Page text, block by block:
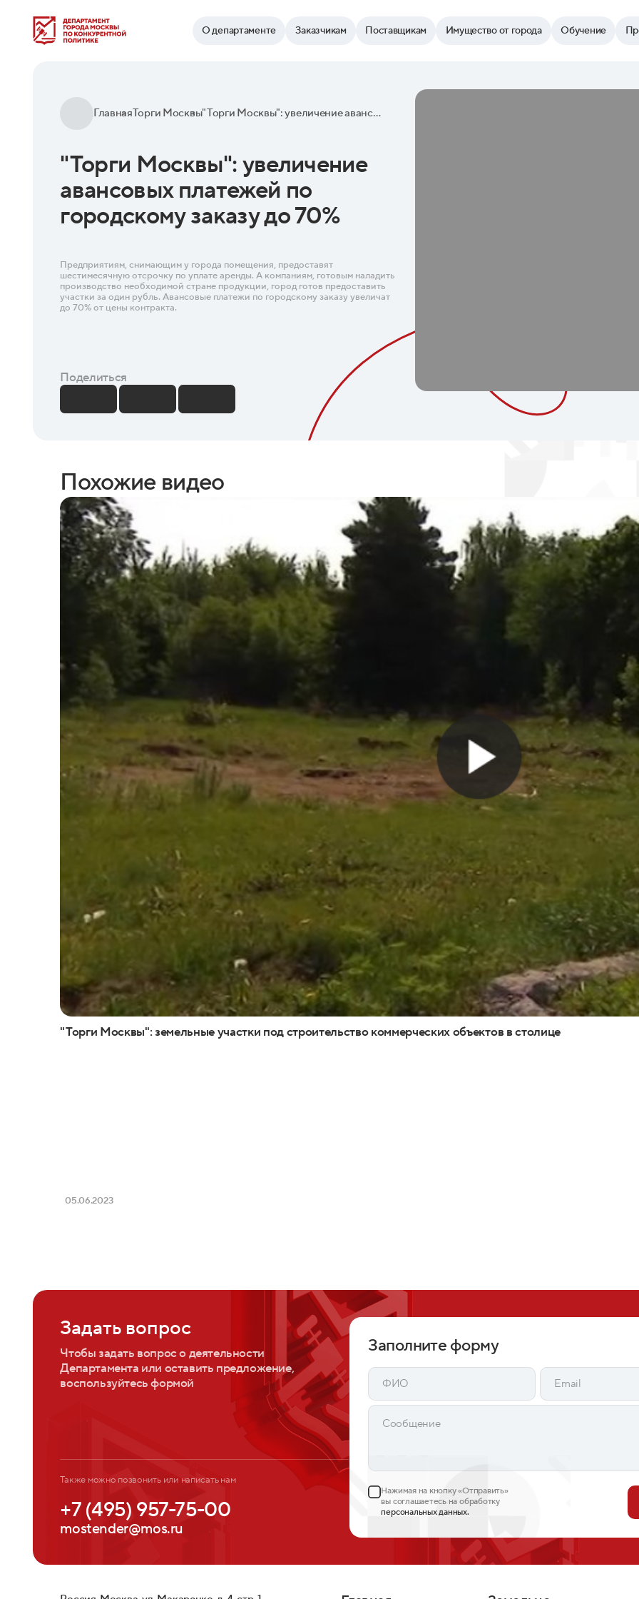
О департаменте Заказчикам Поставщикам Имущество от города Обучение
ГлавнаяТорги Москвы "Торги Москвы": увеличение авансовых платежей по городскому заказу до 70%
"Торги Москвы": увеличение
авансовых платежей по
городскому заказу до 70%
Предприятиям, снимающим у города помещения, предоставят
шестимесячную отсрочку по уплате аренды. А компаниям, готовым наладить
производство необходимой стране продукции, город готов предоставить
участки за один рубль. Авансовые платежи по городскому заказу увеличат
до 70% от цены контракта.
Поделиться
Похожие видео
"Торги Москвы": земельные участки под строительство коммерческих объектов в столице
05.06.2023
Задать вопрос
Чтобы задать вопрос о деятельности
Департамента или оставить предложение,
воспользуйтесь формой
Также можно позвонить или написать нам
+7 (495) 957-75-00
mostender@mos.ru
Заполните форму
Нажимая на кнопку «Отправить»
вы соглашаетесь на обработку
персональных данных.